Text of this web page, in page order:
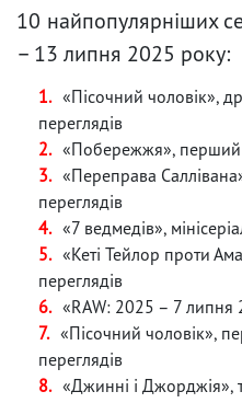
10 найпопулярніших
– 13 липня 2025 року:
«Пісочний чоловік»,
переглядів
«Побережжя», перший
«Переправа
переглядів
«7 ведмедів»,
«Кеті Тейлор проти
переглядів
«RAW: 2025 – 7 липня
«Пісочний чоловік»,
переглядів
«Джинні і Джорджія»,